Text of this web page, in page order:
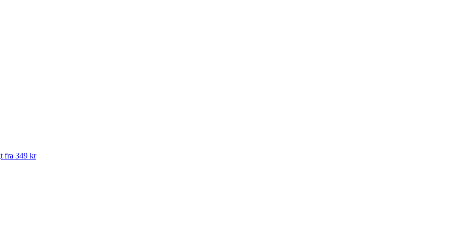
fra 349 kr